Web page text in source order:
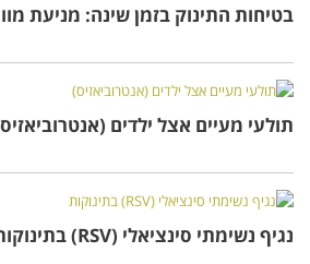
בטיחות התינוק בזמן שינה: מניעת
תולעי מעיים אצל ילדים
נגיף נשימתי סינציאלי (RSV) בתינוקות